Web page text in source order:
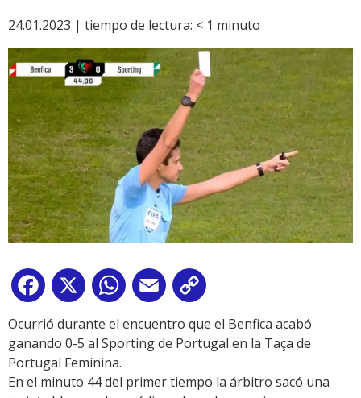
24.01.2023 | tiempo de lectura: < 1 minuto
Facebook
X WhatsApp
Email
Link
Ocurrió durante el encuentro que el Benfica acabó
ganando 0-5 al Sporting de Portugal en la Taça de
Portugal Feminina.
En el minuto 44 del primer tiempo la árbitro sacó una